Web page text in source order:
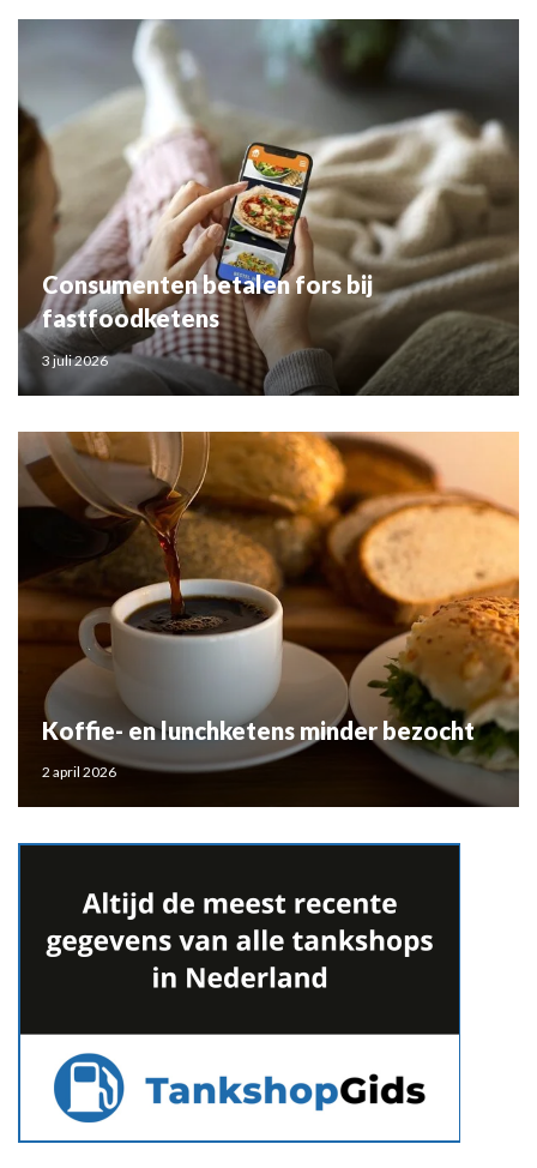
Consumenten betalen fors bij
fastfoodketens
3 juli 2026
Koffie- en lunchketens minder bezocht
2 april 2026